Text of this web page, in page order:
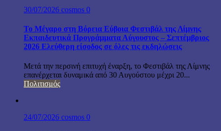
30/07/2026 cosmos 0
Το Μέγαρο στη Βόρεια Εύβοια Φεστιβάλ της Λίμνης
Εκπαιδευτικά Προγράμματα Αύγουστος – Σεπτέμβριος
2026 Ελεύθερη είσοδος σε όλες τις εκδηλώσεις
Μετά την περσινή επιτυχή έναρξη, το Φεστιβάλ της Λίμνης
επανέρχεται δυναμικά από 30 Αυγούστου μέχρι 20...
Πολιτισμός
24/07/2026 cosmos 0